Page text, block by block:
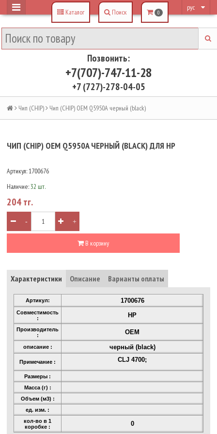
рус
Позвонить:
+7(707)-747-11-28
+7 (727)-278-04-05
Каталог Поиск 0
Чип (CHIP) Чип (CHIP) OEM Q5950A черный (black)
ЧИП (CHIP) OEM Q5950A ЧЕРНЫЙ (BLACK) ДЛЯ HP
Артикул: 1700676
Наличие:32 шт.
204 тг.
- +
В корзину
Характеристики Описание Варианты оплаты
Артикул: 1700676
Совместимость
:
HP
Производитель
:
OEM
описание : черный (black)
Примечание : CLJ 4700;
Размеры :
Масса (г) :
Объем (м3) :
ед. изм. :
кол-во в 1
коробке :
0